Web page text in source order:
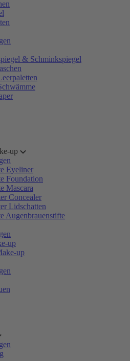
& Schminkspiegel
up
Eyeliner
Foundation
Mascara
Concealer
Lidschatten
Augenbrauenstifte
up
up